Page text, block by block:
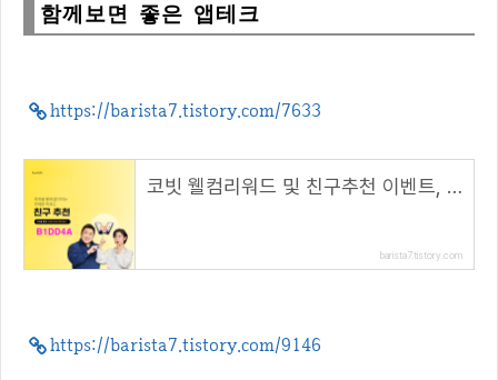
함께보면 좋은 앱테크
https://barista7.tistory.com/7633
코빗 웰컴리워드 및 친구추천 이벤트, 리워드 5000원!( 추천 코드 : B1DD4A )
barista7.tistory.com
https://barista7.tistory.com/9146